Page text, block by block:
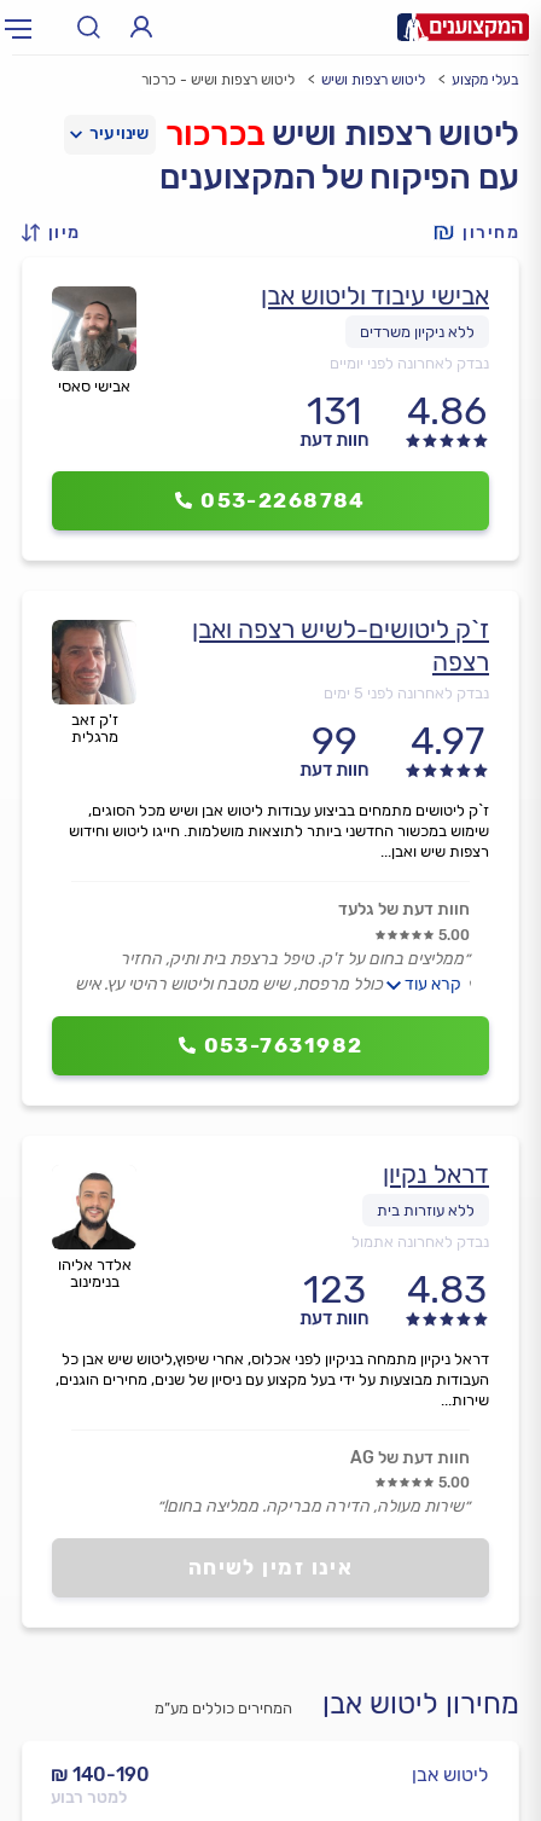
עירעיר: תל אביב, חיפה…
בעלי מקצוע ליטוש רצפות ושיש ליטוש רצפות ושיש - כרכור
ליטוש רצפות ושיש בכרכור
עם הפיקוח של המקצוענים
מחירון מיון
אבישי סאסי
אבישי עיבוד וליטוש אבן
נבדק לאחרונה לפני יומיים
4.86
131
חוות דעת
053-2268784
ז'ק זאב
מרגלית
ז`ק ליטושים-לשיש רצפה ואבן
רצפה
נבדק לאחרונה לפני 5 ימים
4.97
99
חוות דעת
053-7631982
ז`ק ליטושים מתמחים בביצוע עבודות ליטוש אבן ושיש מכל הסוגים,
שימוש במכשור החדשני ביותר לתוצאות מושלמות. חייגו ליטוש וחידוש
רצפות שיש ואבן...
חוות דעת של גלעד
5.00
״ממליצים בחום על ז'ק. טיפל ברצפת בית ותיק, החזיר
לרצפה חיים, כולל מרפסת, שיש מטבח וליטוש רהיטי עץ. איש
קרא עוד
אלדר אליהו
בנימינוב
דראל נקיון
נבדק לאחרונה אתמול
4.83
123
חוות דעת
אינו זמין לשיחה
דראל ניקיון מתמחה בניקיון לפני אכלוס, אחרי שיפוץ,ליטוש שיש אבן כל
העבודות מבוצעות על ידי בעל מקצוע עם ניסיון של שנים, מחירים הוגנים,
שירות...
חוות דעת של AG
5.00
״שירות מעולה, הדירה מבריקה. ממליצה בחום!״
מחירון ליטוש אבן המחירים כוללים מע”מ
₪ 140-190
למטר רבוע
ליטוש אבן